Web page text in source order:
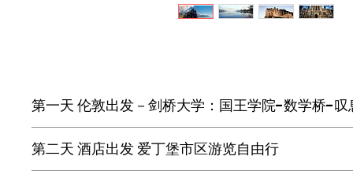
第一天 伦敦出发－剑桥大学：国王学院-数学桥-叹
剑桥 Cambridge
以剑桥大学闻名，位于伦敦北。乌斯河穿过，弥尔
第二天 酒店出发 爱丁堡市区游览自由行